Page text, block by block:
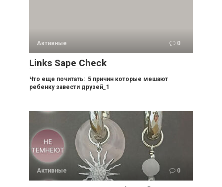
Активные 0
Links Sape Check
Что еще почитать: 5 причин которые мешают
ребенку завести друзей_1
Активные 0